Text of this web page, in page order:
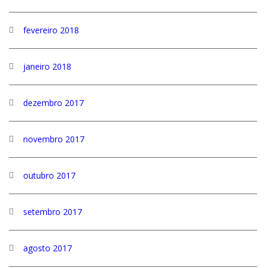
fevereiro 2018
janeiro 2018
dezembro 2017
novembro 2017
outubro 2017
setembro 2017
agosto 2017